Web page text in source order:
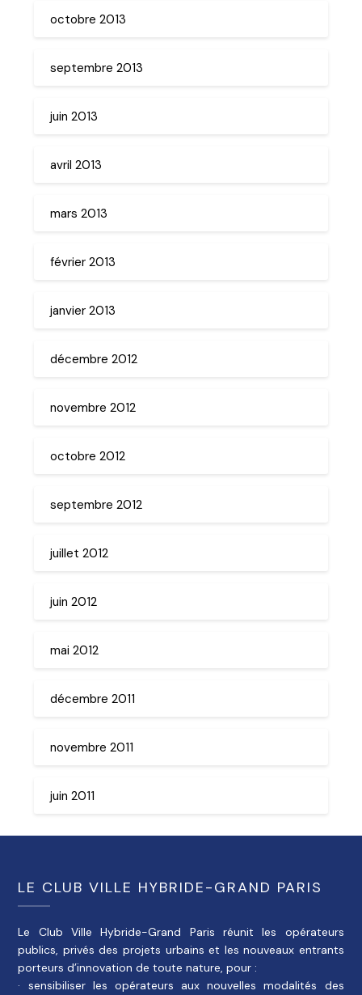
octobre 2013
septembre 2013
juin 2013
avril 2013
mars 2013
février 2013
janvier 2013
décembre 2012
novembre 2012
octobre 2012
septembre 2012
juillet 2012
juin 2012
mai 2012
décembre 2011
novembre 2011
juin 2011
LE CLUB VILLE HYBRIDE-GRAND PARIS
Le Club Ville Hybride-Grand Paris réunit les opérateurs
publics, privés des projets urbains et les nouveaux entrants
porteurs d’innovation de toute nature, pour :
· sensibiliser les opérateurs aux nouvelles modalités des